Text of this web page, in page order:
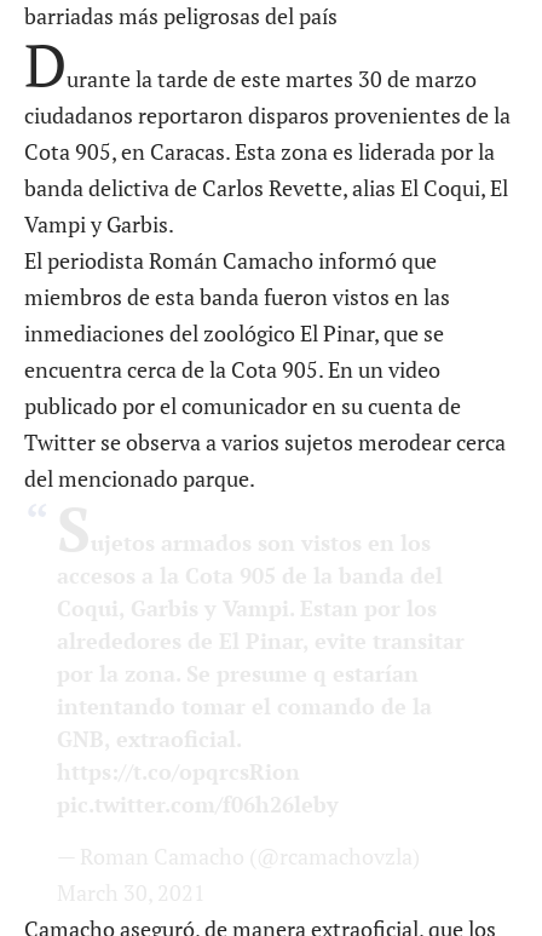
barriadas más peligrosas del país
Durante la tarde de este martes 30 de marzo
ciudadanos reportaron disparos provenientes de la
Cota 905, en Caracas. Esta zona es liderada por la
banda delictiva de Carlos Revette, alias El Coqui, El
Vampi y Garbis.
El periodista Román Camacho informó que
miembros de esta banda fueron vistos en las
inmediaciones del zoológico El Pinar, que se
encuentra cerca de la Cota 905. En un video
publicado por el comunicador en su cuenta de
Twitter se observa a varios sujetos merodear cerca
del mencionado parque.
Camacho aseguró, de manera extraoficial, que los